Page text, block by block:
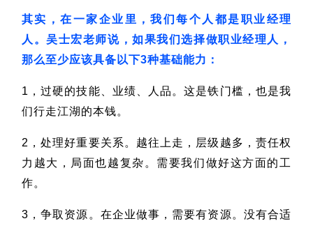
其实，在一家企业里，我们每个人都是职业经理
人。吴士宏老师说，如果我们选择做职业经理人，
那么至少应该具备以下3种基础能力：
1，过硬的技能、业绩、人品。这是铁门槛，也是我
们行走江湖的本钱。
2，处理好重要关系。越往上走，层级越多，责任权
力越大，局面也越复杂。需要我们做好这方面的工
作。
3，争取资源。在企业做事，需要有资源。没有合适